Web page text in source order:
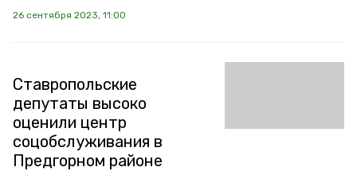
26 сентября 2023, 11:00
Ставропольские
депутаты высоко
оценили центр
соцобслуживания в
Предгорном районе